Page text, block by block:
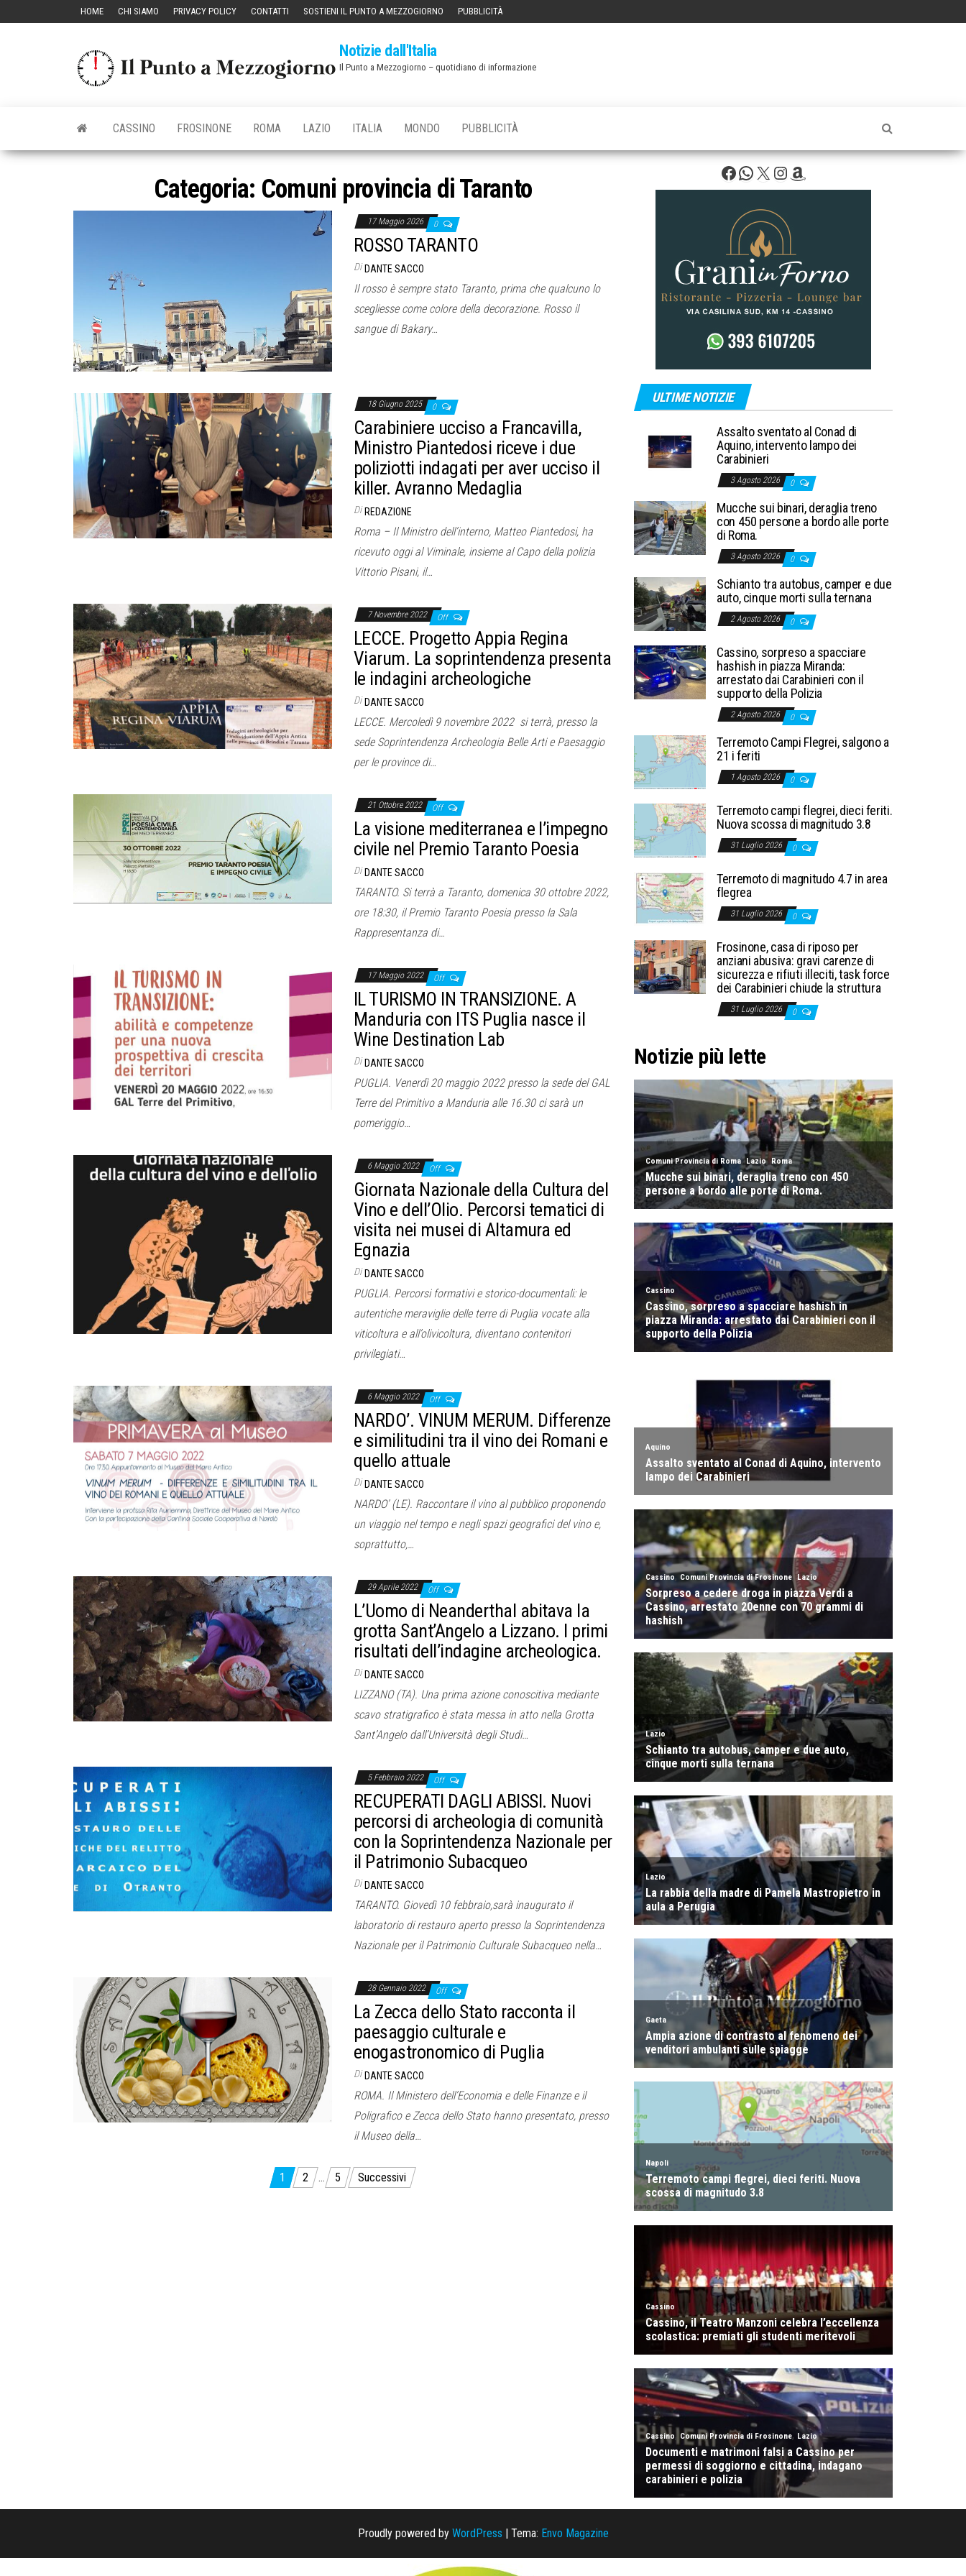
HOME CHI SIAMO PRIVACY POLICY CONTATTI SOSTIENI IL PUNTO A MEZZOGIORNO PUBBLICITÀ
Notizie dall'Italia
Il Punto a Mezzogiorno – quotidiano di informazione
CASSINO FROSINONE ROMA LAZIO ITALIA MONDO PUBBLICITÀ
Categoria: Comuni provincia di Taranto
17 Maggio 2026 0
ROSSO TARANTO
Di DANTE SACCO
Il rosso è sempre stato Taranto, prima che qualcuno lo
scegliesse come colore della decorazione. Rosso il
sangue di Bakary…
18 Giugno 2025 0
Carabiniere ucciso a Francavilla,
Ministro Piantedosi riceve i due
poliziotti indagati per aver ucciso il
killer. Avranno Medaglia
Di REDAZIONE
Roma – Il Ministro dell’interno, Matteo Piantedosi, ha
ricevuto oggi al Viminale, insieme al Capo della polizia
Vittorio Pisani, il…
7 Novembre 2022 Off
LECCE. Progetto Appia Regina
Viarum. La soprintendenza presenta
le indagini archeologiche
Di DANTE SACCO
LECCE. Mercoledì 9 novembre 2022 si terrà, presso la
sede Soprintendenza Archeologia Belle Arti e Paesaggio
per le province di…
21 Ottobre 2022 Off
La visione mediterranea e l’impegno
civile nel Premio Taranto Poesia
Di DANTE SACCO
TARANTO. Si terrà a Taranto, domenica 30 ottobre 2022,
ore 18:30, il Premio Taranto Poesia presso la Sala
Rappresentanza di…
17 Maggio 2022 Off
IL TURISMO IN TRANSIZIONE. A
Manduria con ITS Puglia nasce il
Wine Destination Lab
Di DANTE SACCO
PUGLIA. Venerdì 20 maggio 2022 presso la sede del GAL
Terre del Primitivo a Manduria alle 16.30 ci sarà un
pomeriggio…
6 Maggio 2022 Off
Giornata Nazionale della Cultura del
Vino e dell’Olio. Percorsi tematici di
visita nei musei di Altamura ed
Egnazia
Di DANTE SACCO
PUGLIA. Percorsi formativi e storico-documentali: le
autentiche meraviglie delle terre di Puglia vocate alla
viticoltura e all’olivicoltura, diventano contenitori
privilegiati…
6 Maggio 2022 Off
NARDO’. VINUM MERUM. Differenze
e similitudini tra il vino dei Romani e
quello attuale
Di DANTE SACCO
NARDO’ (LE). Raccontare il vino al pubblico proponendo
un viaggio nel tempo e negli spazi geografici del vino e,
soprattutto,…
29 Aprile 2022 Off
L’Uomo di Neanderthal abitava la
grotta Sant’Angelo a Lizzano. I primi
risultati dell’indagine archeologica.
Di DANTE SACCO
LIZZANO (TA). Una prima azione conoscitiva mediante
scavo stratigrafico è stata messa in atto nella Grotta
Sant’Angelo dall’Università degli Studi…
5 Febbraio 2022 Off
RECUPERATI DAGLI ABISSI. Nuovi
percorsi di archeologia di comunità
con la Soprintendenza Nazionale per
il Patrimonio Subacqueo
Di DANTE SACCO
TARANTO. Giovedì 10 febbraio,sarà inaugurato il
laboratorio di restauro aperto presso la Soprintendenza
Nazionale per il Patrimonio Culturale Subacqueo nella…
28 Gennaio 2022 Off
La Zecca dello Stato racconta il
paesaggio culturale e
enogastronomico di Puglia
Di DANTE SACCO
ROMA. Il Ministero dell’Economia e delle Finanze e il
Poligrafico e Zecca dello Stato hanno presentato, presso
il Museo della…
1 2 … 5 Successivi
Facebook
WhatsApp
X Instagram
Amazon
ULTIME NOTIZIE
Assalto sventato al Conad di
Aquino, intervento lampo dei
Carabinieri
3 Agosto 2026 0
Mucche sui binari, deraglia treno
con 450 persone a bordo alle porte
di Roma.
3 Agosto 2026 0
Schianto tra autobus, camper e due
auto, cinque morti sulla ternana
2 Agosto 2026 0
Cassino, sorpreso a spacciare
hashish in piazza Miranda:
arrestato dai Carabinieri con il
supporto della Polizia
2 Agosto 2026 0
Terremoto Campi Flegrei, salgono a
21 i feriti
1 Agosto 2026 0
Terremoto campi flegrei, dieci feriti.
Nuova scossa di magnitudo 3.8
31 Luglio 2026 0
Terremoto di magnitudo 4.7 in area
flegrea
31 Luglio 2026 0
Frosinone, casa di riposo per
anziani abusiva: gravi carenze di
sicurezza e rifiuti illeciti, task force
dei Carabinieri chiude la struttura
31 Luglio 2026 0
Notizie più lette
Proudly powered by WordPress | Tema: Envo Magazine